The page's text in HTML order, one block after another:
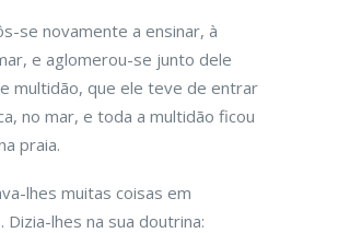
se novamente a ensinar, à
e aglome­rou-se junto dele
multidão, que ele teve de entrar
no mar, e toda a multidão ficou
praia.
lhes muitas coisas em
Dizia-lhes na sua doutrina: